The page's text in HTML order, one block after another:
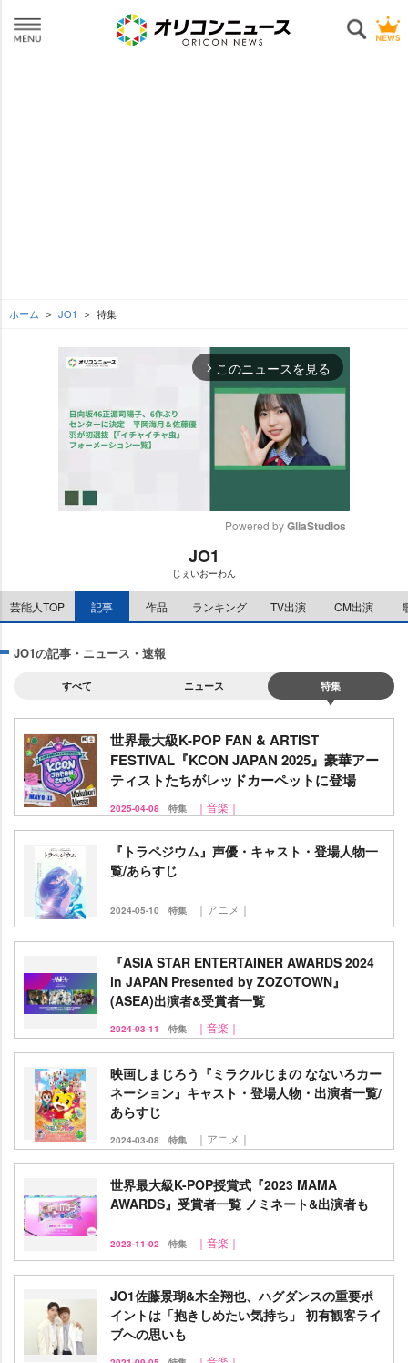
ホーム JO1 特集
arrow_forward_ios このニュースを見る
e
Powered by GliaStudios
JO1
じぇいおーわん
芸能人TOP 記事 作品 ランキング TV出演 CM出演
JO1の記事・ニュース・速報
すべて ニュース 特集
世界最大級K-POP FAN & ARTIST
FESTIVAL『KCON JAPAN 2025』豪華アー
ティストたちがレッドカーペットに登場
2025-04-08 特集 ｜音楽｜
『トラペジウム』声優・キャスト・登場人物一
覧/あらすじ
2024-05-10 特集 ｜アニメ｜
『ASIA STAR ENTERTAINER AWARDS 2024
in JAPAN Presented by ZOZOTOWN』
(ASEA)出演者&受賞者一覧
2024-03-11 特集 ｜音楽｜
映画しまじろう『ミラクルじまの なないろカー
ネーション』キャスト・登場人物・出演者一覧/
あらすじ
2024-03-08 特集 ｜アニメ｜
世界最大級K-POP授賞式『2023 MAMA
AWARDS』受賞者一覧 ノミネート&出演者も
2023-11-02 特集 ｜音楽｜
JO1佐藤景瑚&木全翔也、ハグダンスの重要ポ
イントは「抱きしめたい気持ち」 初有観客ライ
ブへの思いも